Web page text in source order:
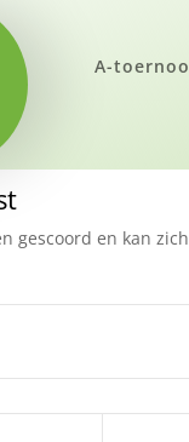
A-
gescoord en kan